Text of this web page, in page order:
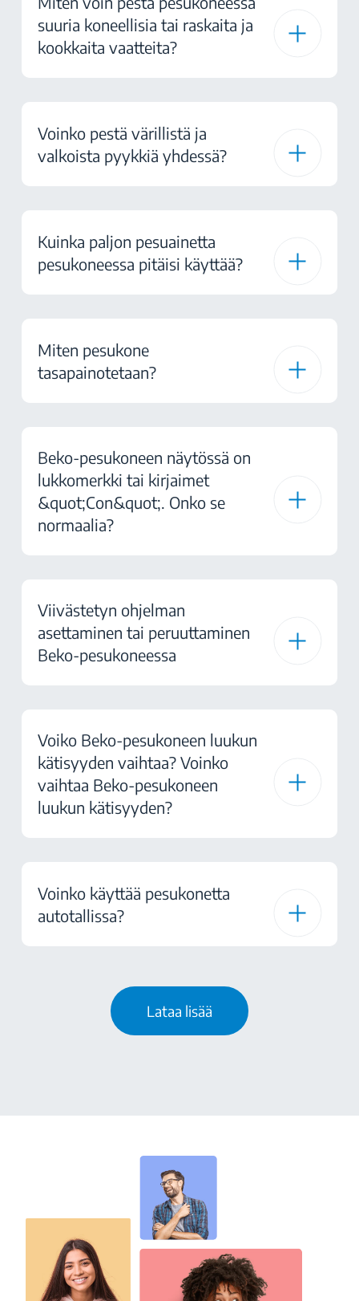
suuria koneellisia tai raskaita ja
kookkaita vaatteita?
Voinko pestä värillistä ja
valkoista pyykkiä yhdessä?
Kuinka paljon pesuainetta
pesukoneessa pitäisi käyttää?
Miten pesukone
tasapainotetaan?
Beko-pesukoneen näytössä on
lukkomerkki tai kirjaimet
&quot;Con&quot;. Onko se
normaalia?
Viivästetyn ohjelman
asettaminen tai peruuttaminen
Beko-pesukoneessa
Voiko Beko-pesukoneen luukun
kätisyyden vaihtaa? Voinko
vaihtaa Beko-pesukoneen
luukun kätisyyden?
Voinko käyttää pesukonetta
autotallissa?
Lataa lisää